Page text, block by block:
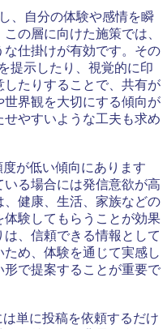
、自分の体験や感情を瞬
の層に向けた施策では、
仕掛けが有効です。その
提示したり、視覚的に印
たりすることで、共有が
界観を大切にする傾向が
やすいような工夫も求め
が低い傾向にあります
る場合には発信意欲が高
、健康、生活、家族などの
験してもらうことが効果
、信頼できる情報として
め、体験を通じて実感し
で提案することが重要で
単に投稿を依頼するだけ